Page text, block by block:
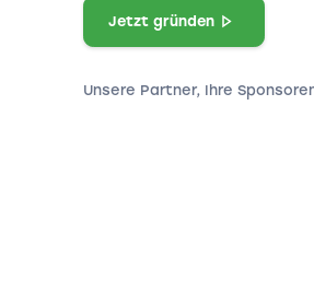
Jetzt gründen
Unsere Partner, Ihre